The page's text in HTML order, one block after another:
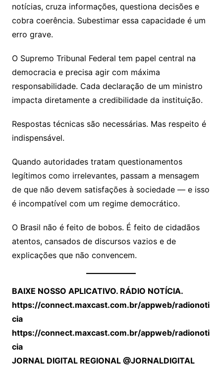
notícias, cruza informações, questiona decisões e
cobra coerência. Subestimar essa capacidade é um
erro grave.
O Supremo Tribunal Federal tem papel central na
democracia e precisa agir com máxima
responsabilidade. Cada declaração de um ministro
impacta diretamente a credibilidade da instituição.
Respostas técnicas são necessárias. Mas respeito é
indispensável.
Quando autoridades tratam questionamentos
legítimos como irrelevantes, passam a mensagem
de que não devem satisfações à sociedade — e isso
é incompatível com um regime democrático.
O Brasil não é feito de bobos. É feito de cidadãos
atentos, cansados de discursos vazios e de
explicações que não convencem.
BAIXE NOSSO APLICATIVO. RÁDIO NOTÍCIA.
https://connect.maxcast.com.br/appweb/radionoti
cia
https://connect.maxcast.com.br/appweb/radionoti
cia
JORNAL DIGITAL REGIONAL @JORNALDIGITAL